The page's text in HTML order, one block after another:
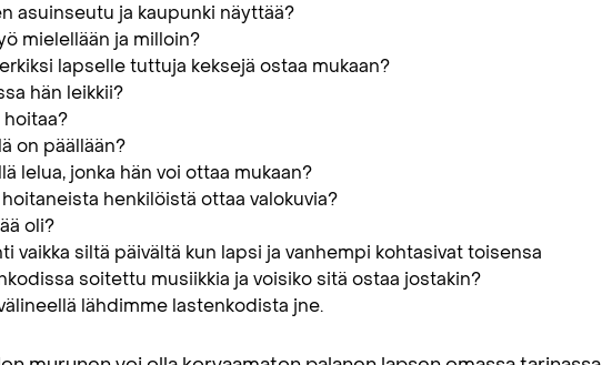
asuinseutu ja kaupunki näyttää?
mielellään ja milloin?
lapselle tuttuja keksejä ostaa mukaan?
hän leikkii?
hoitaa?
on päällään?
lelua, jonka hän voi ottaa mukaan?
henkilöistä ottaa valokuvia?
oli?
vaikka siltä päivältä kun lapsi ja vanhempi kohtasivat toisensa
soitettu musiikkia ja voisiko sitä ostaa jostakin?
lähdimme lastenkodista jne.